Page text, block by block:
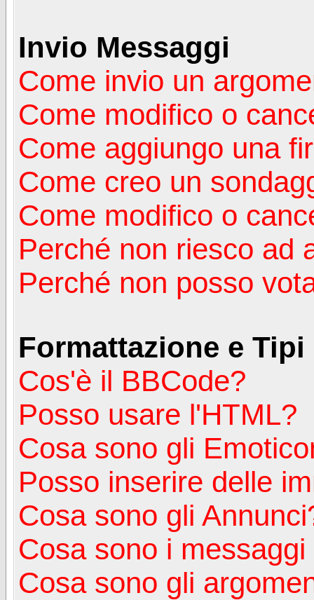
Invio Messaggi
Come invio un
Come modifico o
Come aggiungo una
Come creo un
Come modifico o
Perché non riesco ad
Perché non posso
Formattazione e
Cos'è il BBCode?
Posso usare l'HTML?
Cosa sono gli
Posso inserire delle
Cosa sono gli
Cosa sono i
Cosa sono gli